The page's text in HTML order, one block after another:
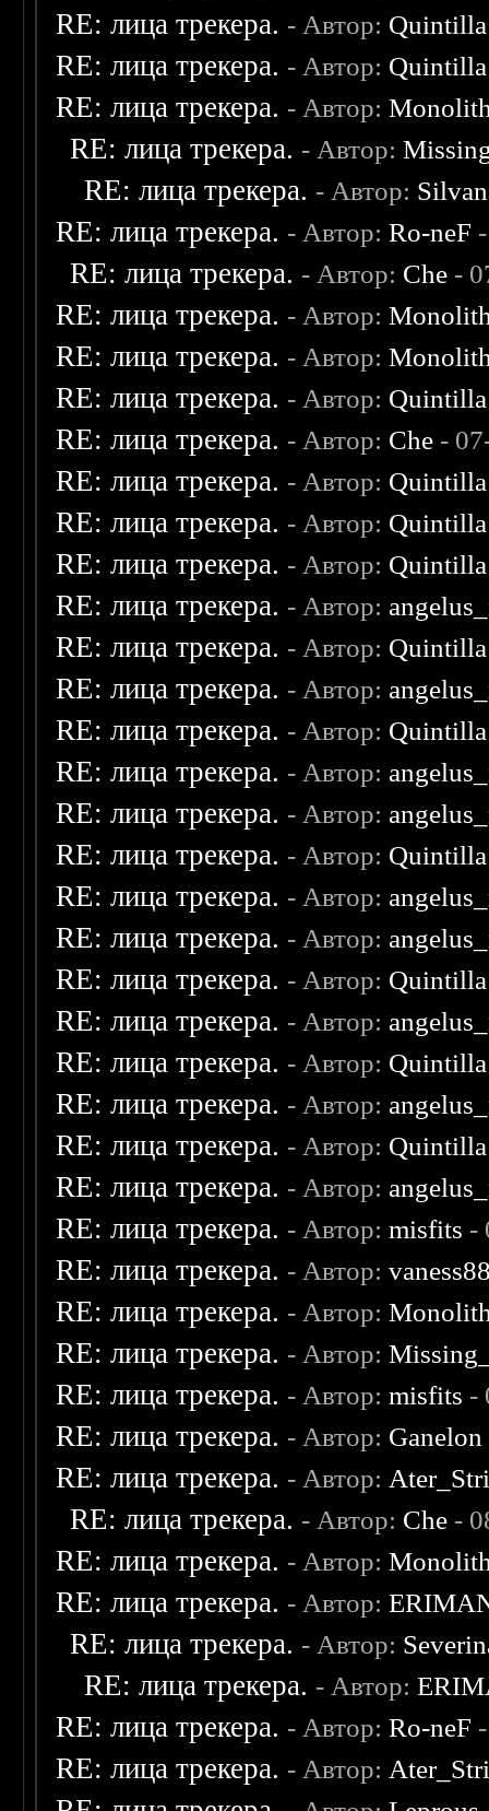
RE: лица трекера. - Автор: Quintilla
RE: лица трекера. - Автор: Quintilla
RE: лица трекера. - Автор:
RE: лица трекера. - Автор:
RE: лица трекера. - Автор:
RE: лица трекера. - Автор:Ro-neF
RE: лица трекера. - Автор: Che -
RE: лица трекера. - Автор:
RE: лица трекера. - Автор:
RE: лица трекера. - Автор: Quintilla
RE: лица трекера. - Автор: Che -
RE: лица трекера. - Автор: Quintilla
RE: лица трекера. - Автор: Quintilla
RE: лица трекера. - Автор: Quintilla
RE: лица трекера. - Автор:
RE: лица трекера. - Автор: Quintilla
RE: лица трекера. - Автор:
RE: лица трекера. - Автор: Quintilla
RE: лица трекера. - Автор:
RE: лица трекера. - Автор:
RE: лица трекера. - Автор: Quintilla
RE: лица трекера. - Автор:
RE: лица трекера. - Автор:
RE: лица трекера. - Автор: Quintilla
RE: лица трекера. - Автор:
RE: лица трекера. - Автор: Quintilla
RE: лица трекера. - Автор:
RE: лица трекера. - Автор: Quintilla
RE: лица трекера. - Автор:
RE: лица трекера. - Автор:misfits -
RE: лица трекера. - Автор:
RE: лица трекера. - Автор:
RE: лица трекера. - Автор:
RE: лица трекера. - Автор:misfits -
RE: лица трекера. - Автор: Ganelon
RE: лица трекера. - Автор:
RE: лица трекера. - Автор: Che -
RE: лица трекера. - Автор:
RE: лица трекера. - Автор:
RE: лица трекера. - Автор:
RE: лица трекера. - Автор:
RE: лица трекера. - Автор:Ro-neF
RE: лица трекера. - Автор: